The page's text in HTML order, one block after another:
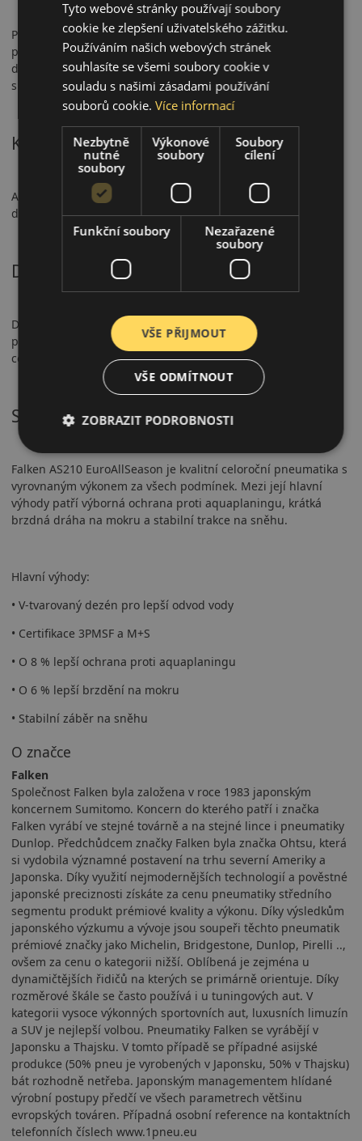
Pneumatika má certifikaci 3PMSF a M+S, což z ní činí
plnohodnotnou celoroční volbu. Nabízí krátkou brzdnou
dráhu na mokru, stabilní ovladatelnost a spolehlivý výkon na
sněhu.
Komfort a hlučnost
AS210 poskytuje vyváženou jízdu a mírnou hlučnost (69–72
dB). Je vhodná pro městský provoz i delší cestování.
Doporučené použití
Doporučena pro osobní vozy v městském i meziměstském
provozu. Ideální pro řidiče hledající bezpečné a komfortní
celoroční řešení.
Shrnutí
Falken AS210 EuroAllSeason je kvalitní celoroční pneumatika s
vyrovnaným výkonem za všech podmínek. Mezi její hlavní
výhody patří výborná ochrana proti aquaplaningu, krátká
brzdná dráha na mokru a stabilní trakce na sněhu.
Hlavní výhody:
• V-tvarovaný dezén pro lepší odvod vody
• Certifikace 3PMSF a M+S
• O 8 % lepší ochrana proti aquaplaningu
• O 6 % lepší brzdění na mokru
• Stabilní záběr na sněhu
O značce
Falken
Společnost Falken byla založena v roce 1983 japonským
koncernem Sumitomo. Koncern do kterého patří i značka
Falken vyrábí ve stejné továrně a na stejné lince i pneumatiky
Dunlop. Předchůdcem značky Falken byla značka Ohtsu, která
si vydobila významné postavení na trhu severní Ameriky a
Japonska. Díky využití nejmodernějších technologií a pověstné
japonské preciznosti získáte za cenu pneumatiky středního
segmentu produkt prémiové kvality a výkonu. Díky výsledkům
japonského výzkumu a vývoje jsou soupeři těchto pneumatik
prémiové značky jako Michelin, Bridgestone, Dunlop, Pirelli ..,
ovšem za cenu o kategorii nižší. Oblíbená je zejména u
dynamičtějších řidičů na kterých se primárně orientuje. Díky
rozměrové škále se často používá i u tuningových aut. V
kategorii vysoce výkonných sportovních aut, luxusních limuzín
a SUV je nejlepší volbou. Pneumatiky Falken se vyrábějí v
Japonsku a Thajsku. V tomto případě se případné asijské
produkce (50% pneu je vyrobených v Japonsku, 50% v Thajsku)
bát rozhodně netřeba. Japonským managementem hlídané
výrobní postupy předčí ve všech parametrech většinu
evropských továren. Případná osobní reference na kontaktních
telefonních číslech www.1pneu.eu
Tyto webové stránky používají soubory
cookie ke zlepšení uživatelského zážitku.
Používáním našich webových stránek
souhlasíte se všemi soubory cookie v
souladu s našimi zásadami používání
souborů cookie.Více informací
Nezbytně
nutné
soubory
Výkonové
soubory
Soubory
cílení
Funkční soubory
Nezařazené
soubory
VŠE PŘIJMOUT
VŠE ODMÍTNOUT
ZOBRAZIT PODROBNOSTI